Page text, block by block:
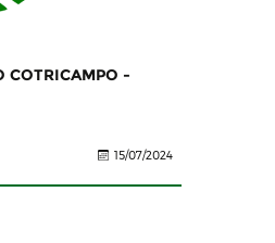
COTRICAMPO -
15/07/2024